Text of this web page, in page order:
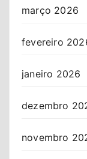
março 2026
fevereiro
janeiro 2026
dezembro
novembro